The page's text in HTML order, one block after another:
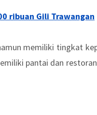
ribuan Gili Trawangan
memiliki tingkat
pantai dan